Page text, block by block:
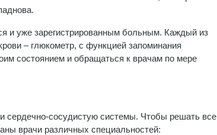
и уже зарегистрированным больным. Каждый из
– глюкометр, с функцией запоминания
состоянием и обращаться к врачам по мере
сердечно-сосудистую системы. Чтобы решать все
врачи различных специальностей: